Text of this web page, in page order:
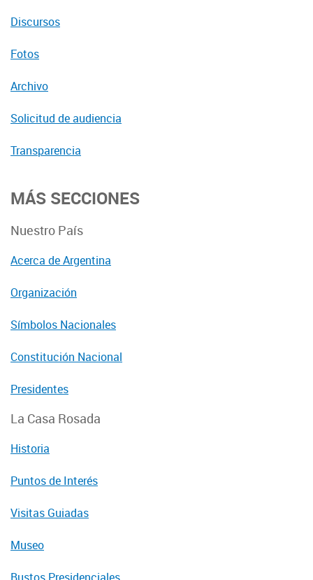
Discursos
Fotos
Archivo
Solicitud de audiencia
Transparencia
MÁS SECCIONES
Nuestro País
Acerca de Argentina
Organización
Símbolos Nacionales
Constitución Nacional
Presidentes
La Casa Rosada
Historia
Puntos de Interés
Visitas Guiadas
Museo